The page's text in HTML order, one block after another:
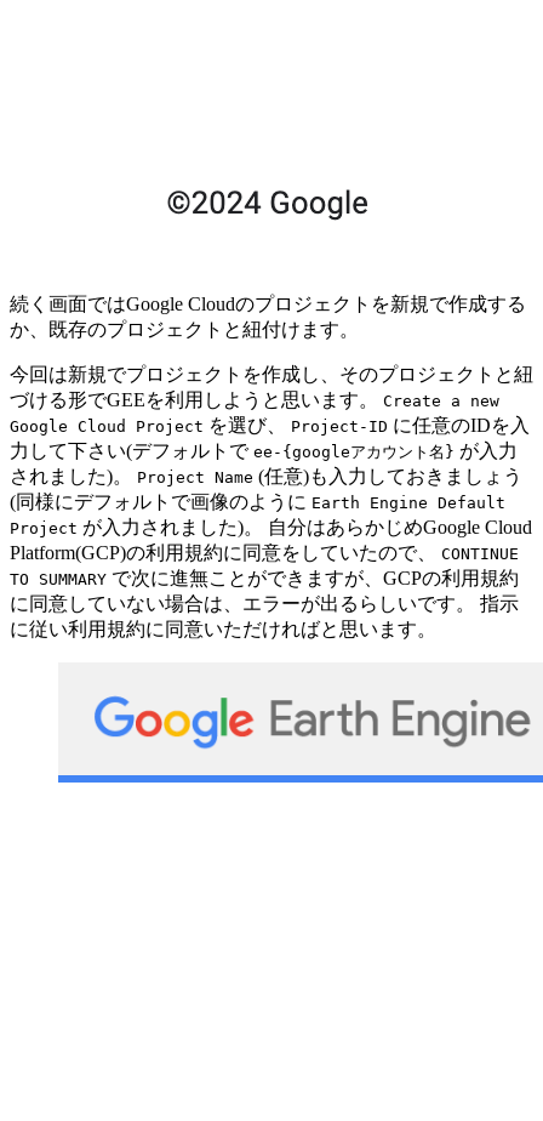
続く画面ではGoogle Cloudのプロジェクトを新規で作成する
か、既存のプロジェクトと紐付けます。
今回は新規でプロジェクトを作成し、そのプロジェクトと紐
づける形でGEEを利用しようと思います。 Create a new
Google Cloud Project を選び、 Project-ID に任意のIDを入
力して下さい(デフォルトで ee-{googleアカウント名} が入力
されました)。
Project Name (任意)も入力しておきましょう
(同様にデフォルトで画像のように Earth Engine Default
Project が入力されました)。 自分はあらかじめGoogle Cloud
Platform(GCP)の利用規約に同意をしていたので、 CONTINUE
TO SUMMARY で次に進無ことができますが、GCPの利用規約
に同意していない場合は、エラーが出るらしいです。 指示
に従い利用規約に同意いただければと思います。